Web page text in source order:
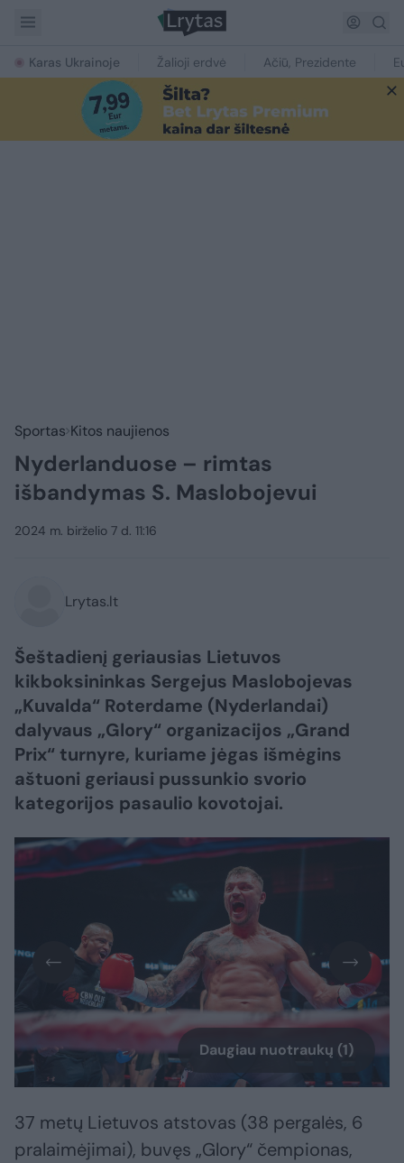
Karas Ukrainoje Žalioji erdvė Ačiū, Prezidente
Sportas Kitos naujienos
Nyderlanduose – rimtas
išbandymas S. Maslobojevui
2024 m. birželio 7 d. 11:16
Lrytas.lt
Šeštadienį geriausias Lietuvos
kikboksininkas Sergejus Maslobojevas
„Kuvalda“ Roterdame (Nyderlandai)
dalyvaus „Glory“ organizacijos „Grand
Prix“ turnyre, kuriame jėgas išmėgins
aštuoni geriausi pussunkio svorio
kategorijos pasaulio kovotojai.
Daugiau nuotraukų (1)
37 metų Lietuvos atstovas (38 pergalės, 6
pralaimėjimai), buvęs „Glory“ čempionas,